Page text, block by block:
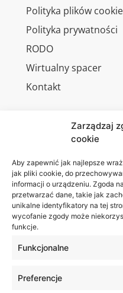
Zarządzaj
cookie
Aby zapewnić jak najlepsze
jak pliki cookie, do
informacji o urządzeniu. Zgoda
przetwarzać dane, takie jak
unikalne identyfikatory na tej
wycofanie zgody może
funkcje.
Funkcjonalne
Preferencje
Polityka plików
Polityka prywatności
RODO
Wirtualny spacer
Kontakt
ul.
4